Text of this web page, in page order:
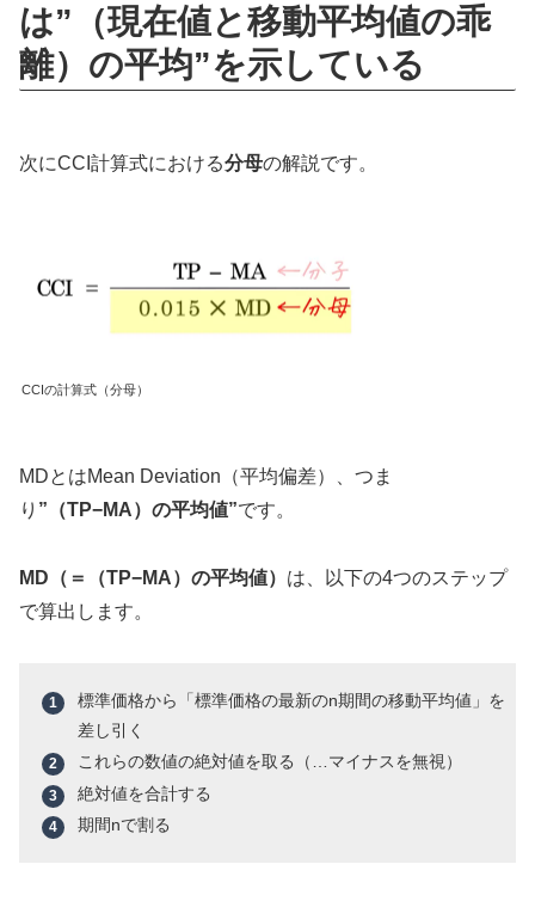
は”（現在値と移動平均値の乖
離）の平均”を示している
次にCCI計算式における分母の解説です。
CCIの計算式（分母）
MDとはMean Deviation（平均偏差）、つま
り ”（TP−MA）の平均値”です。
MD（＝（TP−MA）の平均値） は、以下の4つのステップ
で算出します。
標準価格から「標準価格の最新のn期間の移動平均値」を
差し引く
これらの数値の絶対値を取る（…マイナスを無視）
絶対値を合計する
期間nで割る